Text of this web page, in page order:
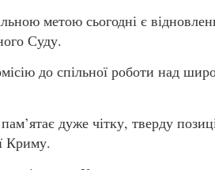
метою сьогодні є
Суду.
до спільної роботи над
дуже чітку, тверду
Криму.